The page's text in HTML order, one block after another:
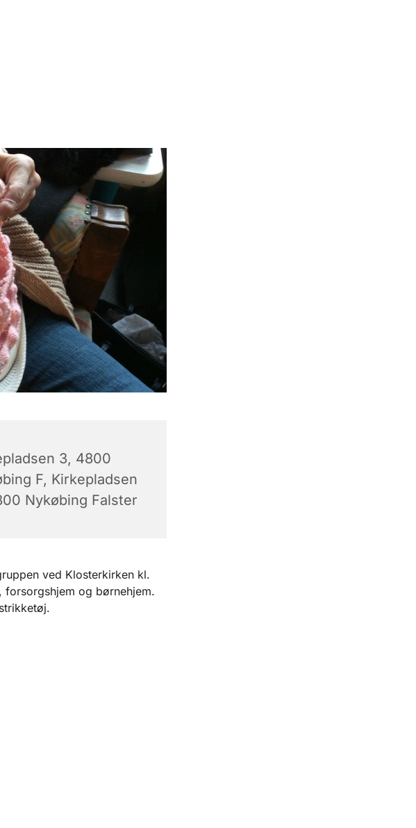
3, 4800
F, Kirkepladsen
Nykøbing Falster
ved Klosterkirken kl.
og børnehjem.